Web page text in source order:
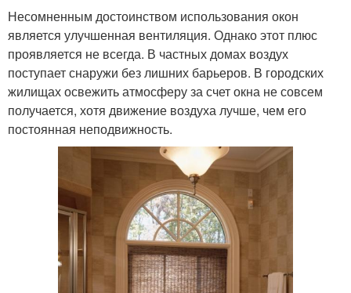
Несомненным достоинством использования окон
является улучшенная вентиляция. Однако этот плюс
проявляется не всегда. В частных домах воздух
поступает снаружи без лишних барьеров. В городских
жилищах освежить атмосферу за счет окна не совсем
получается, хотя движение воздуха лучше, чем его
постоянная неподвижность.